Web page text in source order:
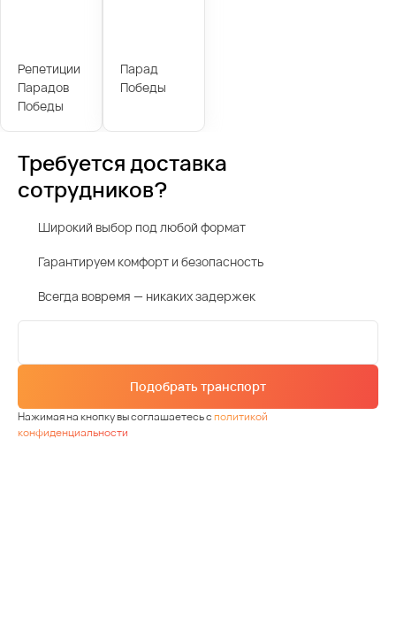
Репетиции
Парадов
Победы
Парад
Победы
Требуется доставка
сотрудников?
Широкий выбор под любой формат
Гарантируем комфорт и безопасность
Всегда вовремя — никаких задержек
Подобрать транспорт
Нажимая на кнопку вы соглашаетесь сполитикой
конфиденциальности